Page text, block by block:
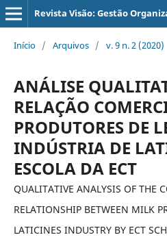
Revista Visão: Gestão
Início / Arquivos / v. 9 n. 2 (2020)
ANÁLISE
RELAÇÃO
PRODUTORES DE
INDÚSTRIA DE
ESCOLA DA ECT
QUALITATIVE ANALYSIS OF THE
RELATIONSHIP BETWEEN MILK
LATICINES INDUSTRY BY ECT